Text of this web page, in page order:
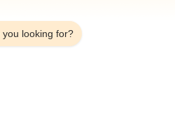
looking for?